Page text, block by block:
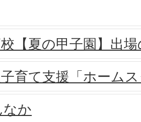
【夏の甲子園】出
育て支援「ホーム
なか